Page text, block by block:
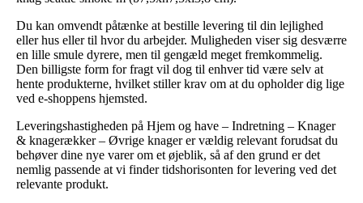
Du kan omvendt påtænke at bestille levering til din lejlighed
eller hus eller til hvor du arbejder. Muligheden viser sig desværre
en lille smule dyrere, men til gengæld meget fremkommelig.
Den billigste form for fragt vil dog til enhver tid være selv at
hente produkterne, hvilket stiller krav om at du opholder dig lige
ved e-shoppens hjemsted.
Leveringshastigheden på Hjem og have – Indretning – Knager
& knagerækker – Øvrige knager er vældig relevant forudsat du
behøver dine nye varer om et øjeblik, så af den grund er det
nemlig passende at vi finder tidshorisonten for levering ved det
relevante produkt.